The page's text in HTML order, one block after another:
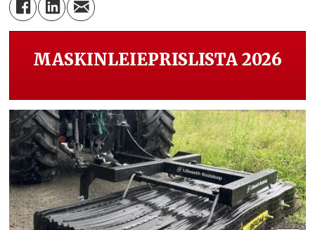
MASKINLEIEPRISLISTA 2026